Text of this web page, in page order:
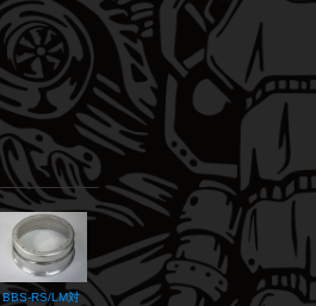
BBS-RS/LM対